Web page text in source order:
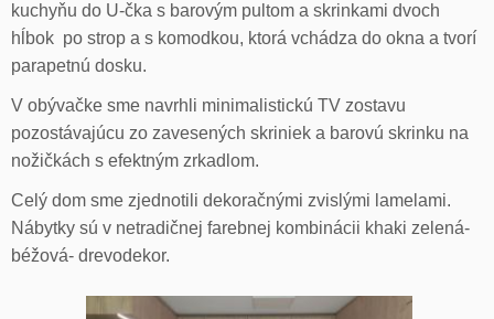
kuchyňu do U-čka s barovým pultom a skrinkami dvoch
hĺbok po strop a s komodkou, ktorá vchádza do okna a tvorí
parapetnú dosku.
V obývačke sme navrhli minimalistickú TV zostavu
pozostávajúcu zo zavesených skriniek a barovú skrinku na
nožičkách s efektným zrkadlom.
Celý dom sme zjednotili dekoračnými zvislými lamelami.
Nábytky sú v netradičnej farebnej kombinácii khaki zelená-
béžová- drevodekor.